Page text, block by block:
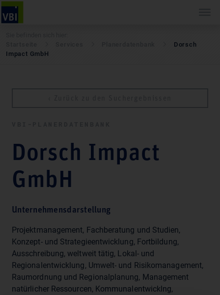
Dorsch
Impact GmbH
Dorsch Impact
GmbH
Unternehmensdarstellung
Projektmanagement, Fachberatung und Studien,
Konzept- und Strategieentwicklung, Fortbildung,
Ausschreibung, weltweit tätig, Lokal- und
Regionalentwicklung, Umwelt- und Risikomanagement,
Raumordnung und Regionalplanung, Management
natürlicher Ressourcen, Kommunalentwicklng,